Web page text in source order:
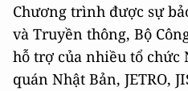
Chương trình được sự
và Truyền thông, Bộ
hỗ trợ của nhiều tổ chức
quán Nhật Bản, JETRO,